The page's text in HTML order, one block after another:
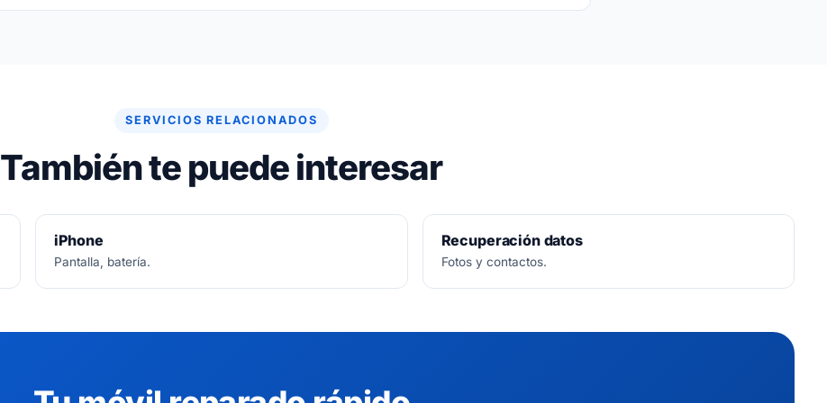
SERVICIOS RELACIONADOS
También te puede interesar
iPhone
Pantalla, batería.
Recuperación datos
Fotos y contactos.